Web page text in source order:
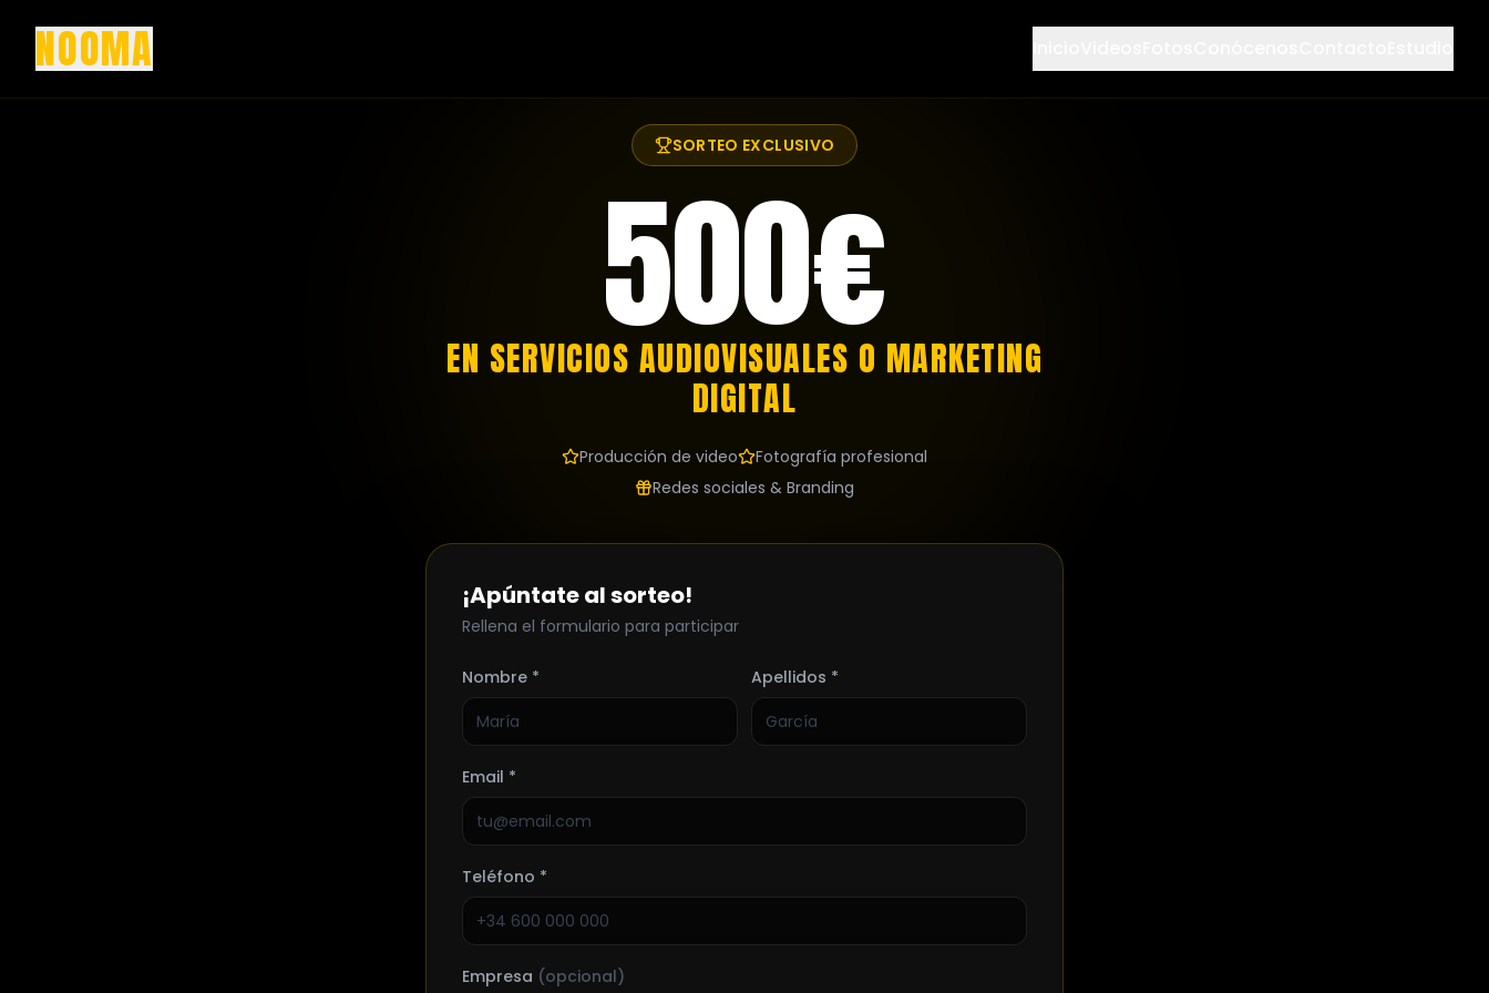
NOOMA
SORTEO EXCLUSIVO
500€
EN SERVICIOS AUDIOVISUALES O MARKETING
DIGITAL
Producción de video
Fotografía profesional
Redes sociales & Branding
¡Apúntate al sorteo!
Rellena el formulario para participar
Nombre * Apellidos *
Email *
Teléfono *
Empresa (opcional)